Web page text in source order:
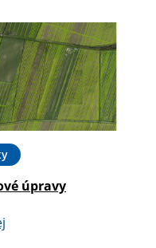
úpravy